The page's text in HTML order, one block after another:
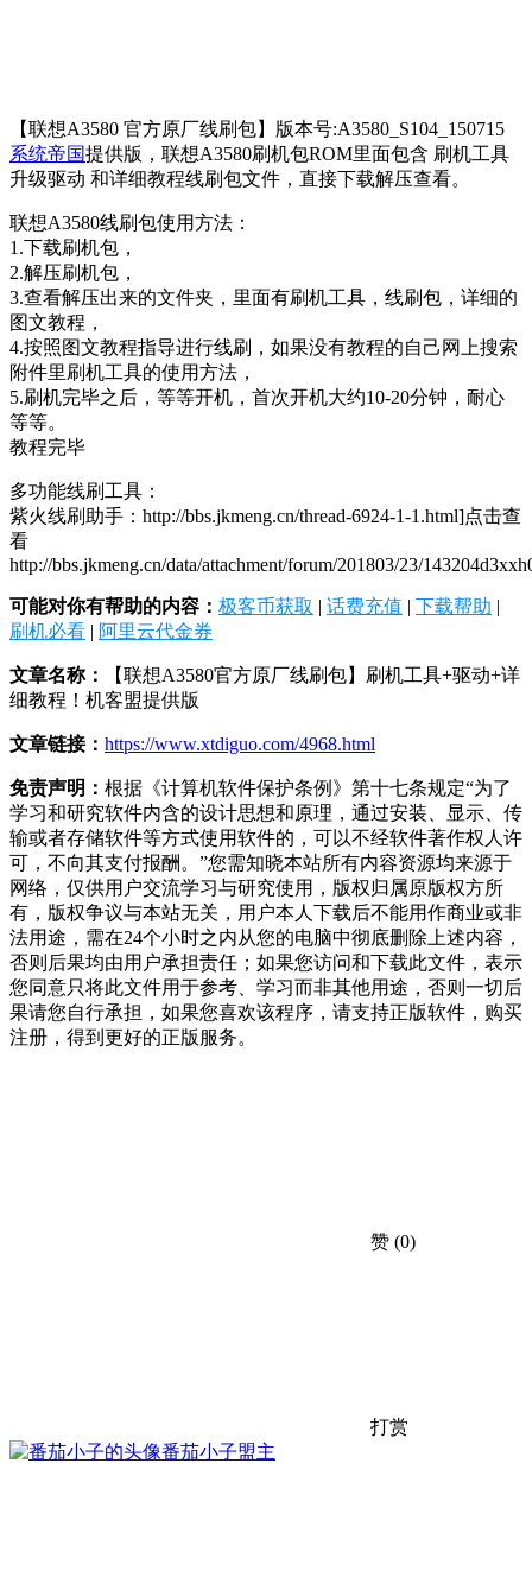
【联想A3580 官方原厂线刷包】版本号:A3580_S104_150715
系统帝国提供版，联想A3580刷机包ROM里面包含 刷机工具
升级驱动 和详细教程线刷包文件，直接下载解压查看。
联想A3580线刷包使用方法：
1.下载刷机包，
2.解压刷机包，
3.查看解压出来的文件夹，里面有刷机工具，线刷包，详细的
图文教程，
4.按照图文教程指导进行线刷，如果没有教程的自己网上搜索
附件里刷机工具的使用方法，
5.刷机完毕之后，等等开机，首次开机大约10-20分钟，耐心
等等。
教程完毕
多功能线刷工具：
紫火线刷助手：http://bbs.jkmeng.cn/thread-6924-1-1.html]点击查
看
http://bbs.jkmeng.cn/data/attachment/forum/201803/23/
可能对你有帮助的内容： 极客币获取 | 话费充值 | 下载帮助 |
刷机必看 | 阿里云代金券
文章名称：
【联想A3580官方原厂线刷包】刷机工具+驱动+详
细教程！机客盟提供版
文章链接： https://www.xtdiguo.com/4968.html
免责声明： 根据《计算机软件保护条例》第十七条规定“为了
学习和研究软件内含的设计思想和原理，通过安装、显示、传
输或者存储软件等方式使用软件的，可以不经软件著作权人许
可，不向其支付报酬。”您需知晓本站所有内容资源均来源于
网络，仅供用户交流学习与研究使用，版权归属原版权方所
有，版权争议与本站无关，用户本人下载后不能用作商业或非
法用途，需在24个小时之内从您的电脑中彻底删除上述内容，
否则后果均由用户承担责任；如果您访问和下载此文件，表示
您同意只将此文件用于参考、学习而非其他用途，否则一切后
果请您自行承担，如果您喜欢该程序，请支持正版软件，购买
注册，得到更好的正版服务。
赞 (0)
打赏
番茄小子盟主